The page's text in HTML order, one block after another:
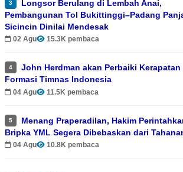
3
Longsor Berulang di Lembah Anai,
Pembangunan Tol Bukittinggi–Padang
Sicincin Dinilai Mendesak
02 Agu 15.3K pembaca
4
John Herdman akan Perbaiki Kerapatan
Formasi Timnas Indonesia
04 Agu 11.5K pembaca
5
Menang Praperadilan, Hakim
Bripka YML Segera Dibebaskan dari
04 Agu 10.8K pembaca